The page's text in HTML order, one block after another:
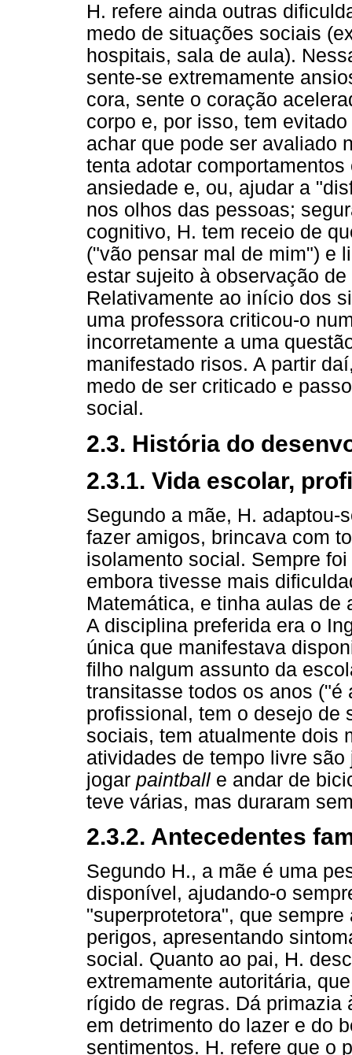
H. refere ainda outras
medo de situações sociais
hospitais, sala de aula).
sente-se extremamente
cora, sente o coração
corpo e, por isso, tem
achar que pode ser avaliado
tenta adotar
ansiedade e, ou, ajudar a
nos olhos das pessoas;
cognitivo, H. tem receio de
("vão pensar mal de mim") e
estar sujeito à observação
Relativamente ao início dos
uma professora criticou-o
incorretamente a uma
manifestado risos. A partir
medo de ser criticado e
social.
2.3. História do
2.3.1. Vida escolar,
Segundo a mãe, H. adaptou-
fazer amigos, brincava com
isolamento social. Sempre
embora tivesse mais
Matemática, e tinha aulas de
A disciplina preferida era o
única que manifestava
filho nalgum assunto da
transitasse todos os anos ("é
profissional, tem o desejo de
sociais, tem atualmente dois
atividades de tempo livre
jogar paintball e andar de
teve várias, mas duraram
2.3.2. Antecedentes
Segundo H., a mãe é uma
disponível, ajudando-o
"superprotetora", que
perigos, apresentando
social. Quanto ao pai, H.
extremamente autoritária,
rígido de regras. Dá
em detrimento do lazer e do
sentimentos. H. refere que o